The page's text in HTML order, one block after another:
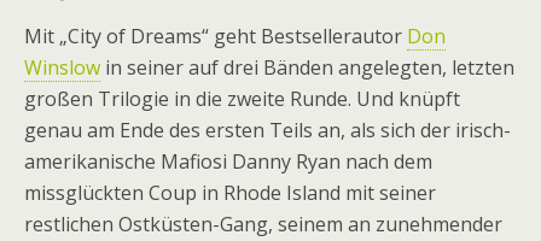
Mit „City of Dreams“ geht Bestsellerautor Don
Winslow in seiner auf drei Bänden angelegten, letzten
großen Trilogie in die zweite Runde. Und knüpft
genau am Ende des ersten Teils an, als sich der irisch-
amerikanische Mafiosi Danny Ryan nach dem
missglückten Coup in Rhode Island mit seiner
restlichen Ostküsten-Gang, seinem an zunehmender